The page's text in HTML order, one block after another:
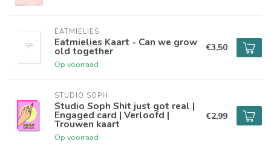
EATMIELIES
Eatmielies Kaart - Can we grow
old together
Op voorraad
€3,50
STUDIO SOPH
Studio Soph Shit just got real |
Engaged card | Verloofd |
Trouwen kaart
Op voorraad
€2,99